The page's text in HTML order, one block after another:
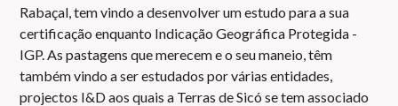
Rabaçal, tem vindo a desenvolver um estudo para a sua
certificação enquanto Indicação Geográfica Protegida -
IGP. As pastagens que merecem e o seu maneio, têm
também vindo a ser estudados por várias entidades,
projectos I&D aos quais a Terras de Sicó se tem associado